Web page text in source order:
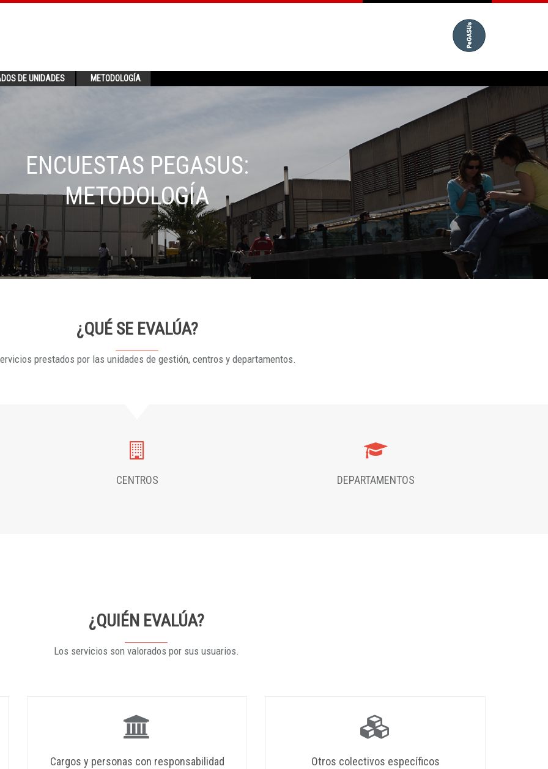
DE UNIDADES METODOLOGÍA
ENCUESTAS PEGASUS:
METODOLOGÍA
¿QUÉ SE EVALÚA?
prestados por las unidades de gestión, centros y departamentos.
CENTROS DEPARTAMENTOS
¿QUIÉN EVALÚA?
Los servicios son valorados por sus usuarios.
Cargos y personas con responsabilidad
Otros colectivos específicos